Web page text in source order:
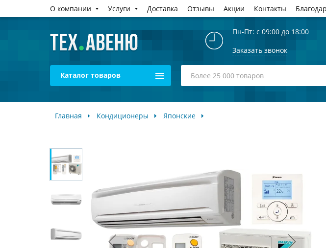
О компании Услуги Доставка Отзывы Акции Контакты
Пн-Пт: с 09:00 до 18:00
Заказать звонок
Каталог товаров
Главная Кондиционеры Японские